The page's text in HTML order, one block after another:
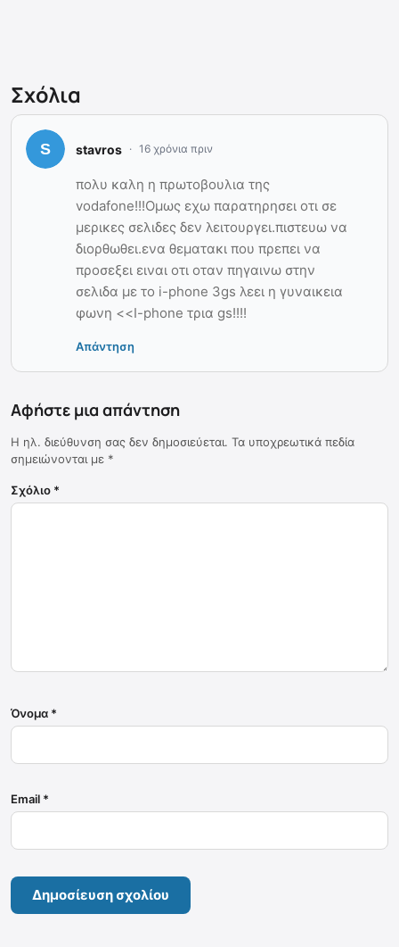
Σχόλια
stavros 16 χρόνια πριν
πολυ καλη η πρωτοβουλια της
vodafone!!!Oμως εχω παρατηρησει οτι σε
μερικες σελιδες δεν λειτουργει.πιστευω να
διορθωθει.ενα θεματακι που πρεπει να
προσεξει ειναι οτι οταν πηγαινω στην
σελιδα με τo i-phone 3gs λεει η γυναικεια
φωνη <<I-phone τρια gs!!!!
Απάντηση
Αφήστε μια απάντηση
Η ηλ. διεύθυνση σας δεν δημοσιεύεται. Τα υποχρεωτικά πεδία
σημειώνονται με *
Σχόλιο *
Όνομα *
Email *